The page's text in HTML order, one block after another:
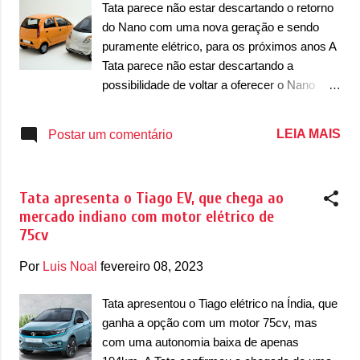
iluminação diurna (DRL) em LED, que se
conectam por meio de uma barra em LED e
um acabamento em preto brilhante. O
compacto ainda possui uma grade dianteira
com linhas bem limpas, que se destacam
iluminado. O Sierra EV ainda tem um para-
que nas extrem...
Tata parece não estar descartando o retorno
do Nano com uma nova geração e sendo
puramente elétrico, para os próximos anos A
Tata parece não estar descartando a
possibilidade de voltar a oferecer o Nano
retornaria como um carro elétrico, sendo
novo Nano passaria por um trabalho do zero
onde ele seria melhor em todos os pontos
de mercado, entre 2009 a 2020. Sendo um
várias áreas, como plataforma, suspensão,
pneus, design externo e interno. Isso mostra
que ele poderia ser desenvolvido a partir de
uma nova plataforma dedicada para carros
Postar um comentário LEIA MAIS
Tata apresenta o Tiago EV, que chega ao
mercado indiano com motor elétrico de
75cv
Por Luis Noal fevereiro 08, 2023
Tata apresentou o Tiago elétrico na Índia, que
ganha a opção com um motor 75cv, mas
com uma autonomia baixa de apenas